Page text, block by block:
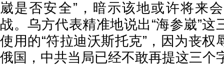
崴是否安全”，暗示该地或许将来
战。乌方代表精准地说出“海参崴”这
使用的“符拉迪沃斯托克”，因为丧权
俄国，中共当局已经不敢再提这三个